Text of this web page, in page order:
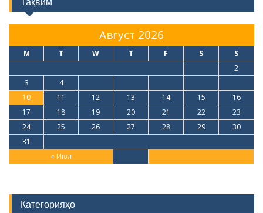
Август 2026
M T W T F S S
« Июл
2
3
4
10
11 12 13 14 15
16
17
18 19 20 21 22
23
24
25 26 27 28 29
30
31
Категорияҳо